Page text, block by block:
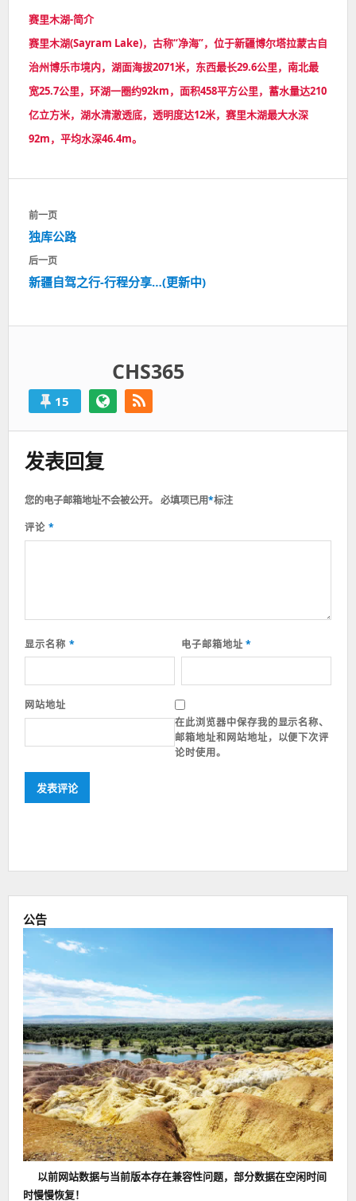
赛里木湖-简介
赛里木湖(Sayram Lake)，古称“净海”，位于新疆博尔塔拉蒙古自
治州博乐市境内，湖面海拔2071米，东西最长29.6公里，南北最
宽25.7公里，环湖一圈约92km，面积458平方公里，蓄水量达210
亿立方米，湖水清澈透底，透明度达12米，赛里木湖最大水深
92m，平均水深46.4m。
文
章
导
航
前一页
上
一
独库公路
后一页
下
新疆自驾之行-行程分享…(更新中)
CHS365
15
发表回复
您的电子邮箱地址不会被公开。 必填项已用*标注
评论 *
显示名称 * 电子邮箱地址*
网站地址
在此浏览器中保存我的显示名称、
邮箱地址和网站地址，以便下次评
论时使用。
公告
以前网站数据与当前版本存在兼容性问题，部分数据在空闲时间
时慢慢恢复！